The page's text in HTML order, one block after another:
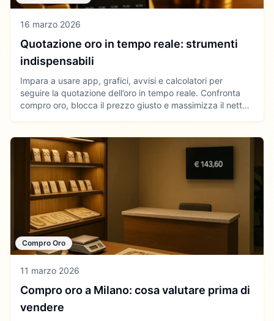
16 marzo 2026
Quotazione oro in tempo reale: strumenti
indispensabili
Impara a usare app, grafici, avvisi e calcolatori per
seguire la quotazione dell’oro in tempo reale. Confronta
compro oro, blocca il prezzo giusto e massimizza il netto
Compro Oro
11 marzo 2026
Compro oro a Milano: cosa valutare prima di
vendere